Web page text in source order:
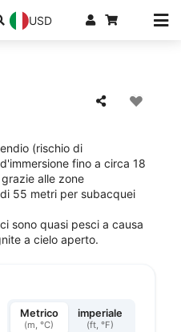
USD
(rischio di
fino a circa 18
alle zone
55 metri per subacquei
sono quasi pesci a causa
a cielo aperto.
Metrico
(m, °C)
imperiale
(ft, °F)